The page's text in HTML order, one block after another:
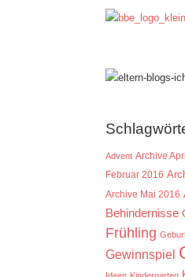
Advent Archive
Februar 2016
Archive Mai 2016
Behindernisse
Frühling
Gewinnspiel